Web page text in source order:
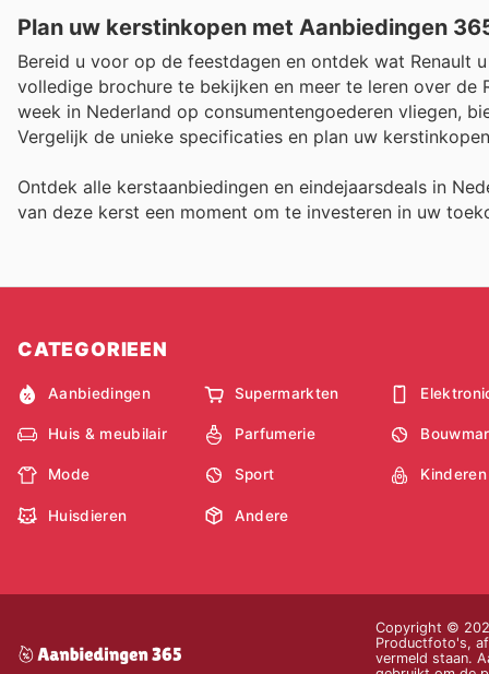
Plan uw kerstinkopen met Aanbiedingen
Bereid u voor op de feestdagen en ontdek wat Renault
volledige brochure te bekijken en meer te leren over
week in Nederland op consumentengoederen vliegen,
Vergelijk de unieke specificaties en plan uw
Ontdek alle kerstaanbiedingen en eindejaarsdeals in
van deze kerst een moment om te investeren in uw
CATEGORIEEN
Aanbiedingen Supermarkten
Huis & meubilair Parfumerie
Mode Sport Kinderen
Huisdieren Andere
Copyright ©
Productfoto's,
vermeld staan.